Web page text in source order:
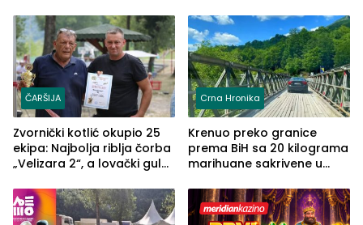
(FOTO)
Grčkoj
ČARŠIJA
Zvornički kotlić okupio 25
ekipa: Najbolja riblja čorba
„Velizara 2“, a lovački gulaš
Crna Hronika
Krenuo preko granice
prema BiH sa 20 kilograma
marihuane sakrivene u